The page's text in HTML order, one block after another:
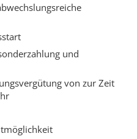
und
von zur Zeit